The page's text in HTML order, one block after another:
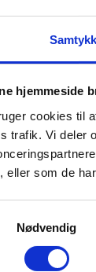
hjemmeside
cookies til
trafik. Vi deler
eller som de
Nødvendig